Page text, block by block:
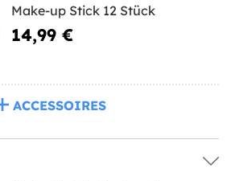
Make-up Stick 12 Stück
14,99 €
ACCESSOIRES